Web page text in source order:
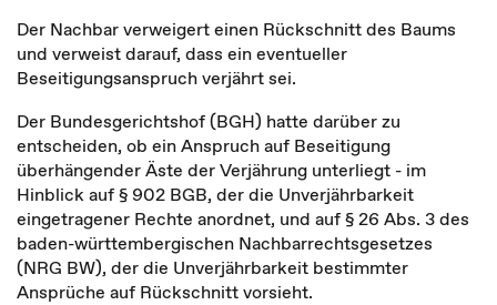
Der Nachbar verweigert einen Rückschnitt des Baums
und verweist darauf, dass ein eventueller
Beseitigungsanspruch verjährt sei.
Der Bundesgerichtshof (BGH) hatte darüber zu
entscheiden, ob ein Anspruch auf Beseitigung
überhängender Äste der Verjährung unterliegt - im
Hinblick auf § 902 BGB, der die Unverjährbarkeit
eingetragener Rechte anordnet, und auf § 26 Abs. 3 des
baden-württembergischen Nachbarrechtsgesetzes
(NRG BW), der die Unverjährbarkeit bestimmter
Ansprüche auf Rückschnitt vorsieht.